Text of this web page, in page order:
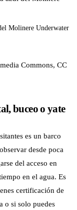
Molinere Underwater
Commons, CC
buceo o yate
es un barco
desde poca
del acceso en
en el agua. Es
certificación de
o si solo puedes